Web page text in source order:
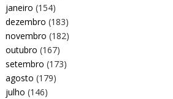
janeiro (154)
dezembro (183)
novembro (182)
outubro (167)
setembro (173)
agosto (179)
julho (146)